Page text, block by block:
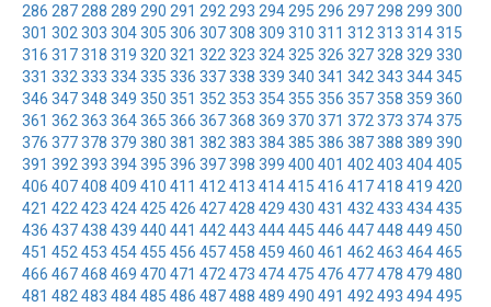
286 287 288 289 290 291 292 293 294 295 296 297 298 299 300
301 302 303 304305 306 307308 309 310 311 312 313 314315
316 317318 319 320 321 322 323 324325 326 327328 329 330
331 332 333 334335 336 337338 339 340 341 342 343 344345
346 347348 349 350 351 352 353 354355 356 357358 359 360
361 362 363 364365 366 367368 369 370 371 372 373 374375
376 377378 379 380 381 382 383 384385 386 387388 389 390
391 392 393 394395 396 397398 399 400 401 402 403 404405
406 407408 409 410 411 412 413 414415 416 417418 419 420
421 422 423 424425 426 427428 429 430 431 432 433 434435
436 437438 439 440 441 442 443 444445 446 447448 449 450
451 452 453 454455 456 457458 459 460 461 462 463 464465
466 467468 469 470 471 472 473 474475 476 477478 479 480
481 482 483 484485 486 487488 489 490 491 492 493 494495